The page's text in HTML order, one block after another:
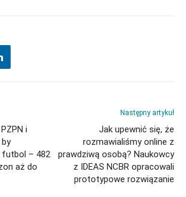
i
by
futbol – 482
aż do
Następny artykuł
Jak upewnić się, że
rozmawialiśmy online z
prawdziwą osobą? Naukowcy
z IDEAS NCBR opracowali
prototypowe rozwiązanie